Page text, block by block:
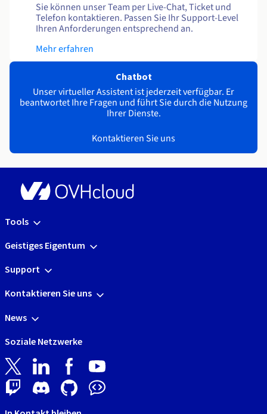
Sie können unser Team per Live-Chat, Ticket und
Telefon kontaktieren. Passen Sie Ihr Support-Level
Ihren Anforderungen entsprechend an.
Mehr erfahren
Chatbot
Unser virtueller Assistent ist jederzeit verfügbar. Er
beantwortet Ihre Fragen und führt Sie durch die Nutzung
Ihrer Dienste.
Kontaktieren Sie uns
Tools
Geistiges Eigentum
Support
Kontaktieren Sie uns
News
Soziale Netzwerke